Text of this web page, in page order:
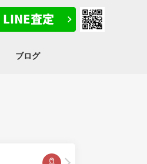
ブログ